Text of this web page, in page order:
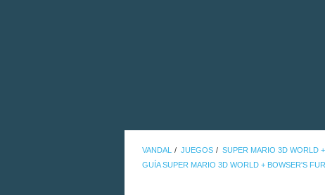
VANDAL JUEGOS
SUPER MARIO 3D WORLD
GUÍA SUPER MARIO 3D WORLD + BOWSER'S